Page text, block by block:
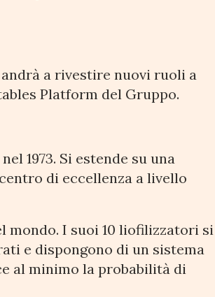
a rivestire nuovi ruoli a
Platform del Gruppo.
1973. Si estende su una
di eccellenza a livello
I suoi 10 liofilizzatori si
e dispongono di un sistema
al minimo la probabilità di